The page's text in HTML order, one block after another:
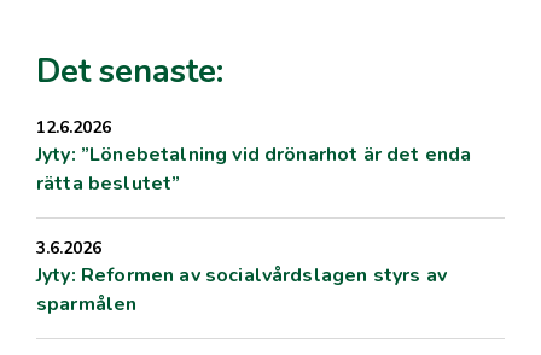
Det senaste:
12.6.2026
Jyty: ”Lönebetalning vid drönarhot är det enda
rätta beslutet”
3.6.2026
Jyty: Reformen av socialvårdslagen styrs av
sparmålen